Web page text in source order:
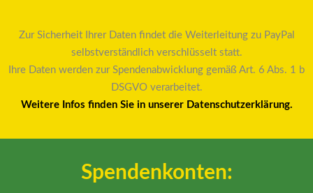
Zur Sicherheit Ihrer Daten findet die Weiterleitung zu PayPal
selbstverständlich verschlüsselt statt.
Ihre Daten werden zur Spendenabwicklung gemäß Art. 6 Abs. 1 b
DSGVO verarbeitet.
Weitere Infos finden Sie in unserer Datenschutzerklärung.
Spendenkonten: